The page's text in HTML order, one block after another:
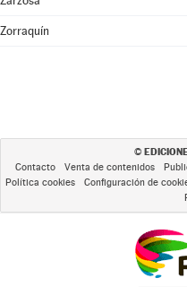
Zorraquín
©
Contacto Venta de contenidos
Política cookies
Configuración de